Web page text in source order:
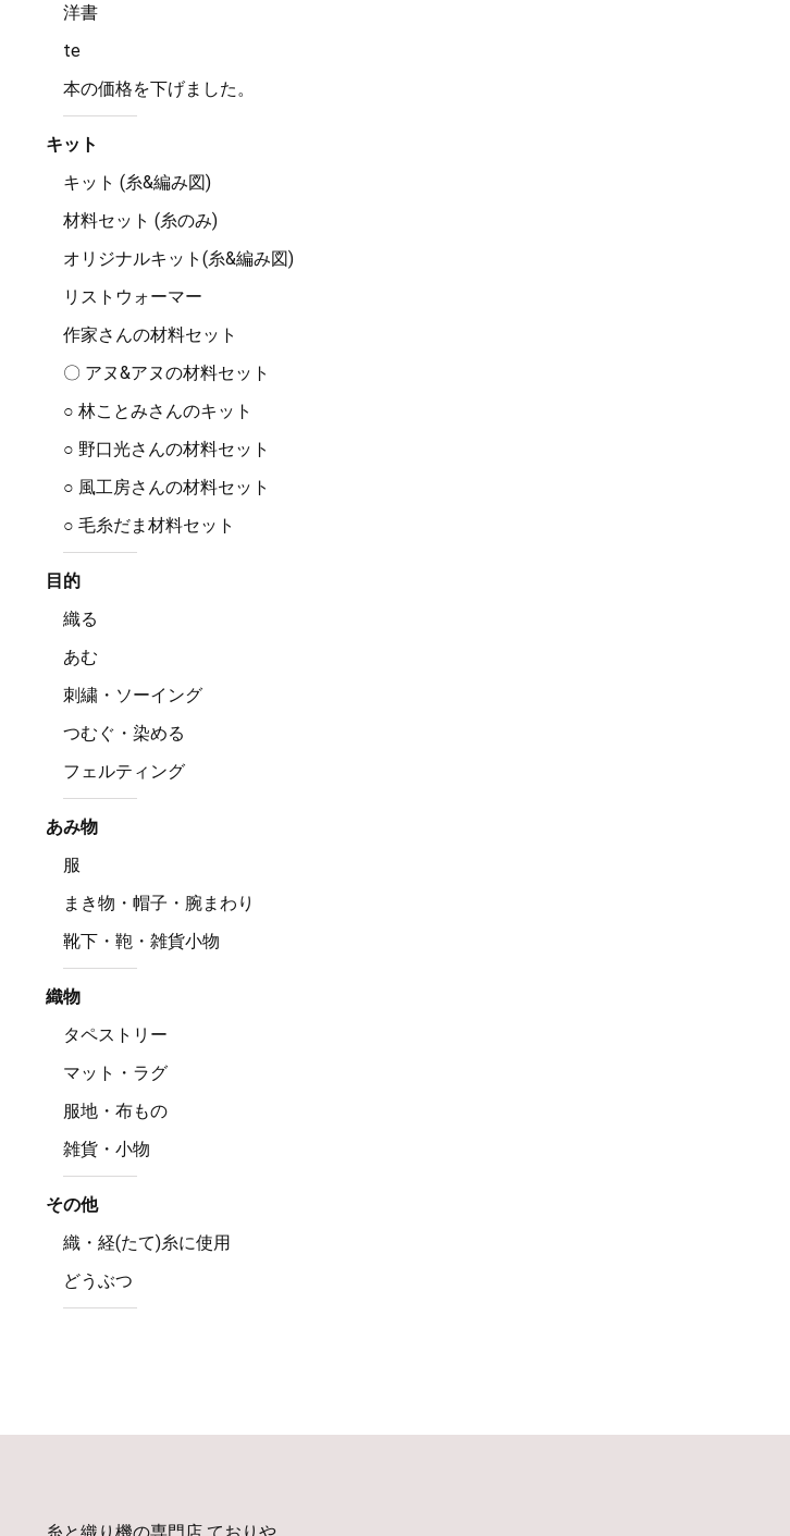
洋書
te
本の価格を下げました。
キット
キット (糸&編み図)
材料セット (糸のみ)
オリジナルキット(糸&編み図)
リストウォーマー
作家さんの材料セット
〇 アヌ&アヌの材料セット
○ 林ことみさんのキット
○ 野口光さんの材料セット
○ 風工房さんの材料セット
○ 毛糸だま材料セット
目的
織る
あむ
刺繍・ソーイング
つむぐ・染める
フェルティング
あみ物
服
まき物・帽子・腕まわり
靴下・鞄・雑貨小物
織物
タペストリー
マット・ラグ
服地・布もの
雑貨・小物
その他
織・経(たて)糸に使用
どうぶつ